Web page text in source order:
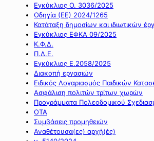
Εγκύκλιος Ο. 3036/2025
Οδηγία (ΕΕ) 2024/1265
Κατάταξη δημοσίων και ιδιωτικών
Εγκύκλιος ΕΦΚΑ 09/2025
Κ.Φ.Δ.
Π.Δ.Ε.
Εγκύκλιος Ε.2058/2025
Διακοπή εργασιών
Ειδικός Λογαριασμός Παιδικών
Ασφάλιση πολιτών τρίτων χωρών
Προγράμματα Πολεοδομικού
ΟΤΑ
Συμβάσεις προμηθειών
Αναθέτουσα(ες) αρχή(ές)